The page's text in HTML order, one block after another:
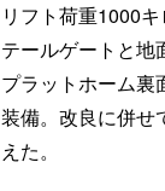
リフト荷重1000
テールゲートと地
プラットホーム裏
装備。改良に併せ
えた。